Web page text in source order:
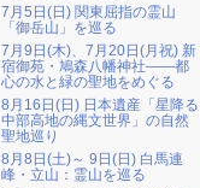
7月5日(日) 関東屈指の霊山
「御岳山」を巡る
7月9日(木)、7月20日(月祝) 新
宿御苑・鳩森八幡神社――都
心の水と緑の聖地をめぐる
8月16日(日) 日本遺産「星降る
中部高地の縄文世界」の自然
聖地巡り
8月8日(土)～ 9日(日) 白馬連
峰・立山：霊山を巡る